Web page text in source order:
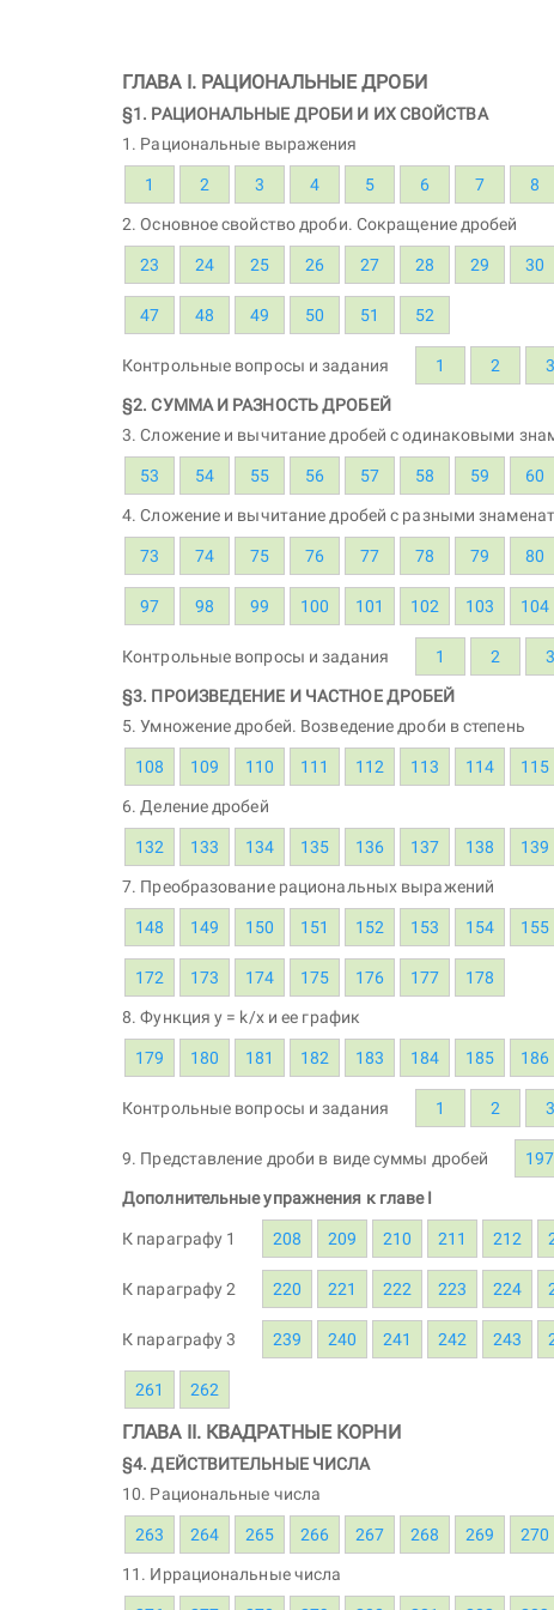
ГЛАВА I. РАЦИОНАЛЬНЫЕ ДРОБИ
§1. РАЦИОНАЛЬНЫЕ ДРОБИ И ИХ СВОЙСТВА
1. Рациональные выражения
1 2 3 4 5 6 7 8
2. Основное свойство дроби. Сокращение дробей
23 24 25 26 27 28 29 30
47 48 49 50 51 52
Контрольные вопросы и задания 1 2 3
§2. СУММА И РАЗНОСТЬ ДРОБЕЙ
3. Сложение и вычитание дробей с одинаковыми
53 54 55 56 57 58 59 60
4. Сложение и вычитание дробей с разными
73 74 75 76 77 78 79 80
97 98 99 100 101 102 103 104
Контрольные вопросы и задания 1 2 3
§3. ПРОИЗВЕДЕНИЕ И ЧАСТНОЕ ДРОБЕЙ
5. Умножение дробей. Возведение дроби в степень
108 109 110 111 112 113 114 115
6. Деление дробей
132 133 134 135 136 137 138 139
7. Преобразование рациональных выражений
148 149 150 151 152 153 154 155
172 173 174 175 176 177 178
8. Функция y = k/x и ее график
179 180 181 182 183 184 185 186
Контрольные вопросы и задания 1 2 3
9. Представление дроби в виде суммы дробей 197
Дополнительные упражнения к главе I
К параграфу 1 208 209 210 211 212
К параграфу 2 220 221 222 223 224
К параграфу 3 239 240 241 242 243
261 262
ГЛАВА II. КВАДРАТНЫЕ КОРНИ
§4. ДЕЙСТВИТЕЛЬНЫЕ ЧИСЛА
10. Рациональные числа
263 264 265 266 267 268 269 270
11. Иррациональные числа